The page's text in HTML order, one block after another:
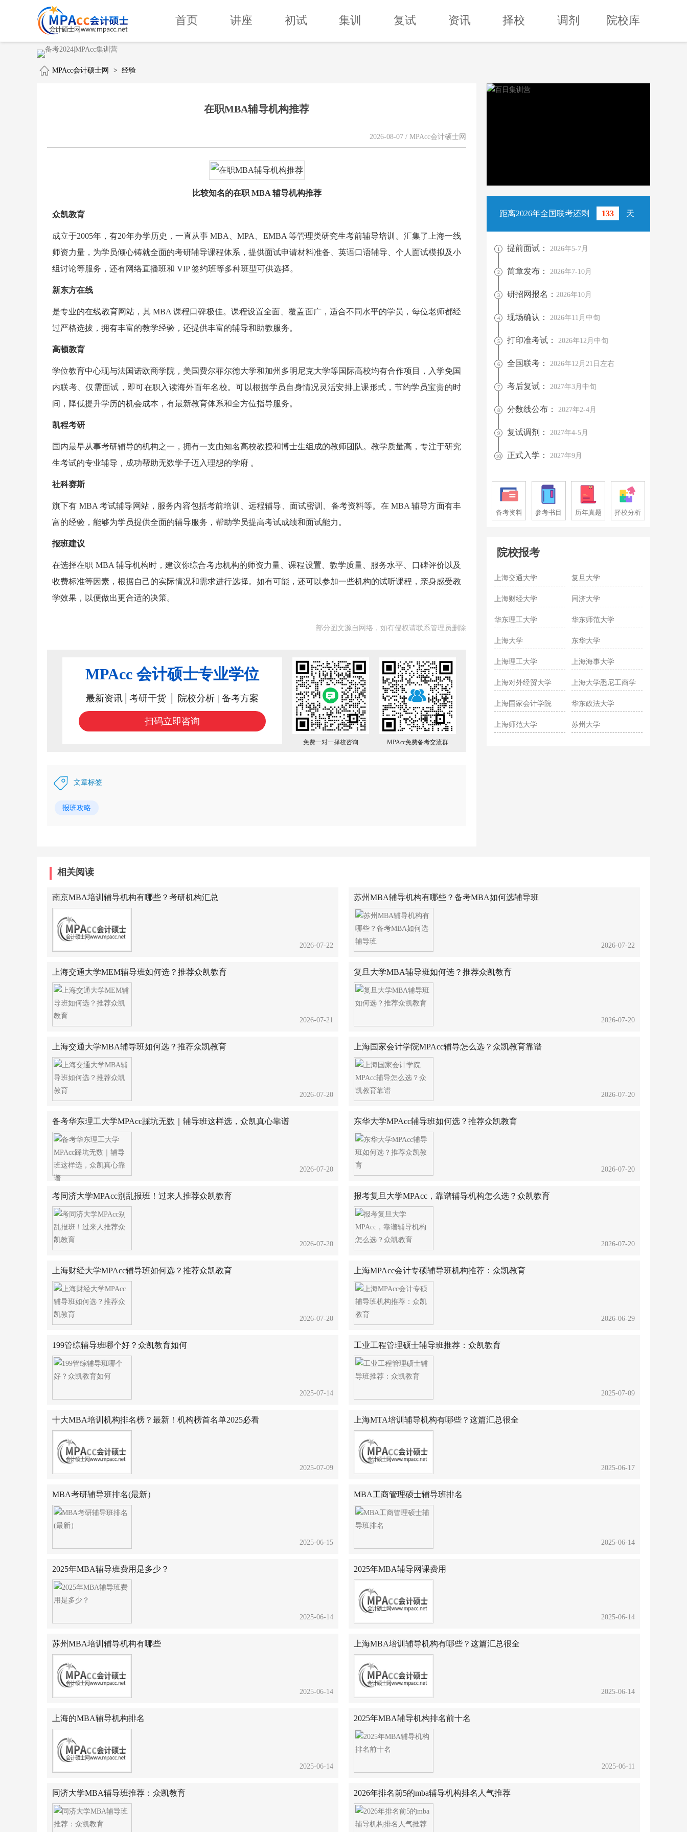
首页 讲座 初试 集训 复试 资讯 择校 调剂 院校库
MPAcc会计硕士网 > 经验
在职MBA辅导机构推荐
2026-08-07 / MPAcc会计硕士网
比较知名的在职 MBA 辅导机构推荐
众凯教育
成立于2005年，有20年办学历史，一直从事 MBA、MPA、EMBA 等管理类研究生考前辅导培训。汇集了上海一线
师资力量，为学员倾心铸就全面的考研辅导课程体系，提供面试申请材料准备、英语口语辅导、个人面试模拟及小
组讨论等服务，还有网络直播班和 VIP 签约班等多种班型可供选择。
新东方在线
是专业的在线教育网站，其 MBA 课程口碑极佳。课程设置全面、覆盖面广，适合不同水平的学员，每位老师都经
过严格选拔，拥有丰富的教学经验，还提供丰富的辅导和助教服务。
高顿教育
学位教育中心现与法国诺欧商学院，美国费尔菲尔德大学和加州多明尼克大学等国际高校均有合作项目，入学免国
内联考、仅需面试，即可在职入读海外百年名校。可以根据学员自身情况灵活安排上课形式，节约学员宝贵的时
间，降低提升学历的机会成本，有最新教育体系和全方位指导服务。
凯程考研
国内最早从事考研辅导的机构之一，拥有一支由知名高校教授和博士生组成的教师团队。教学质量高，专注于研究
生考试的专业辅导，成功帮助无数学子迈入理想的学府 。
社科赛斯
旗下有 MBA 考试辅导网站，服务内容包括考前培训、远程辅导、面试密训、备考资料等。在 MBA 辅导方面有丰
富的经验，能够为学员提供全面的辅导服务，帮助学员提高考试成绩和面试能力。
报班建议
在选择在职 MBA 辅导机构时，建议你综合考虑机构的师资力量、课程设置、教学质量、服务水平、口碑评价以及
收费标准等因素，根据自己的实际情况和需求进行选择。如有可能，还可以参加一些机构的试听课程，亲身感受教
学效果，以便做出更合适的决策。
部分图文源自网络，如有侵权请联系管理员删除
MPAcc 会计硕士专业学位
最新资讯│考研干货 │ 院校分析 | 备考方案
扫码立即咨询
免费一对一择校咨询 MPAcc免费备考交流群
文章标签
报班攻略
距离2026年全国联考还剩 133 天
1 提前面试： 2026年5-7月
2 简章发布： 2026年7-10月
3 研招网报名： 2026年10月
4 现场确认： 2026年11月中旬
5 打印准考试： 2026年12月中旬
6 全国联考： 2026年12月21日左右
7 考后复试： 2027年3月中旬
8 分数线公布： 2027年2-4月
9 复试调剂： 2027年4-5月
10 正式入学： 2027年9月
备考资料 参考书目 历年真题 择校分析
院校报考
上海交通大学 复旦大学
上海财经大学 同济大学
华东理工大学 华东师范大学
上海大学 东华大学
上海理工大学 上海海事大学
上海对外经贸大学
上海大学悉尼工商学
上海国家会计学院 华东政法大学
上海师范大学 苏州大学
相关阅读
南京MBA培训辅导机构有哪些？考研机构汇总
2026-07-22
苏州MBA辅导机构有哪些？备考MBA如何选辅导班
2026-07-22
上海交通大学MEM辅导班如何选？推荐众凯教育
2026-07-21
复旦大学MBA辅导班如何选？推荐众凯教育
2026-07-20
上海交通大学MBA辅导班如何选？推荐众凯教育
2026-07-20
上海国家会计学院MPAcc辅导怎么选？众凯教育靠谱
2026-07-20
备考华东理工大学MPAcc踩坑无数｜辅导班这样选，众凯真心靠谱
2026-07-20
东华大学MPAcc辅导班如何选？推荐众凯教育
2026-07-20
考同济大学MPAcc别乱报班！过来人推荐众凯教育
2026-07-20
报考复旦大学MPAcc，靠谱辅导机构怎么选？众凯教育
2026-07-20
上海财经大学MPAcc辅导班如何选？推荐众凯教育
2026-07-20
上海MPAcc会计专硕辅导班机构推荐：众凯教育
2026-06-29
199管综辅导班哪个好？众凯教育如何
2025-07-14
工业工程管理硕士辅导班推荐：众凯教育
2025-07-09
十大MBA培训机构排名榜？最新！机构榜首名单2025必看
2025-07-09
上海MTA培训辅导机构有哪些？这篇汇总很全
2025-06-17
MBA考研辅导班排名(最新）
2025-06-15
MBA工商管理硕士辅导班排名
2025-06-14
2025年MBA辅导班费用是多少？
2025-06-14
2025年MBA辅导网课费用
2025-06-14
苏州MBA培训辅导机构有哪些
2025-06-14
上海MBA培训辅导机构有哪些？这篇汇总很全
2025-06-14
上海的MBA辅导机构排名
2025-06-14
2025年MBA辅导机构排名前十名
2025-06-11
同济大学MBA辅导班推荐：众凯教育 2026年排名前5的mba辅导机构排名人气推荐